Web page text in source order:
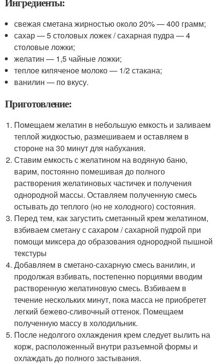
свежая сметана жирностью около 20% — 400 грамм;
сахар — 5 столовых ложек / сахарная пудра — 4
столовые ложки;
желатин — 1,5 чайные ложки;
теплое кипяченое молоко — 1/2 стакана;
ванилин — по вкусу.
Приготовление:
Помещаем желатин в небольшую емкость и заливаем
теплой жидкостью, размешиваем и оставляем в
стороне на 30 минут для набухания.
Ставим емкость с желатином на водяную баню,
варим, постоянно помешивая до полного
растворения желатиновых частичек и получения
однородной массы. Оставляем полученную смесь
остывать до теплого (но не холодного) состояния.
Перед тем, как загустить сметанный крем желатином,
взбиваем сметану с сахаром / сахарной пудрой при
помощи миксера до образования однородной пышной
текстуры
Добавляем в сметано-сахарную смесь ванилин, и
продолжая взбивать, постепенно порциями вводим
растворенную желатиновую смесь. Взбиваем в
течение нескольких минут, пока масса не приобретет
легкий бежево-сливочный оттенок. Помещаем
полученную массу в холодильник.
После недолгого охлаждения крем следует вылить на
корж, расположенный внутри разъемной формы и
охлаждать до полного застывания.